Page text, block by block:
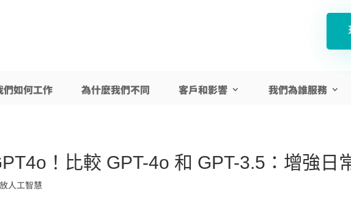
們如何工作 為什麼我們不同 客戶和影響 我們為誰服務
！比較 GPT-4o 和 GPT-3.5：增強日
人工智慧